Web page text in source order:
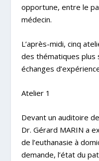
opportune, entre le
médecin.
L’après-midi, cinq
des thématiques
échanges
Atelier 1
Devant un auditoire
Dr. Gérard MARIN a
de l’euthanasie à
demande, l’état du